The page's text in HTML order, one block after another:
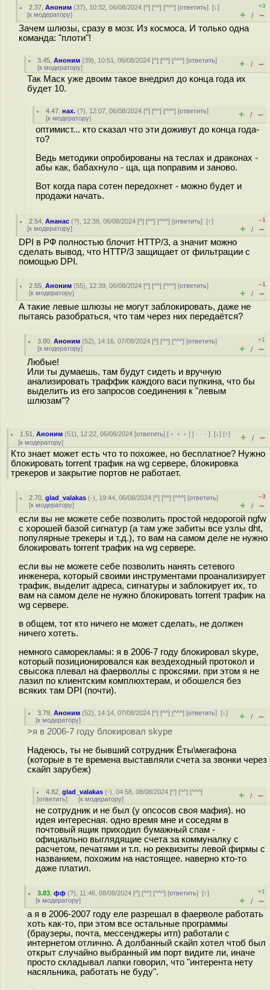
2.37 ,Аноним (37), 10:32, 06/08/2024 [^] [^^] [^^^] [ответить][↓]
[к модератору]
+3
+ / –
Зачем шлюзы, сразу в мозг. Из космоса. И только одна
команда: "плоти"!
3.45 ,Аноним (39), 10:51, 06/08/2024 [^] [^^] [^^^] [ответить]
[к модератору] + / –
Так Маск уже двоим такое внедрил до конца года их
будет 10.
4.47 ,нах. (?), 12:07, 06/08/2024 [^] [^^] [^^^] [ответить]
[к модератору] + / –
оптимист... кто сказал что эти доживут до конца года-
то?
Ведь методики опробированы на теслах и драконах -
абы как, бабахнуло - ща, ща поправим и заново.
Вот когда пара сотен передохнет - можно будет и
продажи начать.
2.54 ,Ананас (?), 12:38, 06/08/2024 [^] [^^] [^^^] [ответить][↑]
[к модератору]
–1
+ / –
DPI в РФ полностью блочит HTTP/3, а значит можно
сделать вывод, что HTTP/3 защищает от фильтрации с
помощью DPI.
2.55 ,Аноним (55), 12:39, 06/08/2024 [^] [^^] [^^^] [ответить]
[к модератору]
–1
+ / –
А такие левые шлюзы не могут заблокировать, даже не
пытаясь разобраться, что там через них передаётся?
3.80 ,Аноним (52), 14:16, 07/08/2024 [^] [^^] [^^^] [ответить]
[к модератору]
+1
+ / –
Любые!
Или ты думаешь, там будут сидеть и вручную
анализировать траффик каждого васи пупкина, что бы
выделить из его запросов соединения к "левым
шлюзам"?
1.51 ,Аноним (51), 12:22, 06/08/2024 [ответить] [ ﹢﹢﹢] [ · · ·][↓] [↑]
[к модератору] + / –
Кто знает может есть что то похожее, но бесплатное? Нужно
блокировать torrent трафик на wg сервере, блокировка
трекеров и закрытие портов не работает.
2.70 ,glad_valakas (-), 19:44, 06/08/2024 [^] [^^] [^^^] [ответить]
[к модератору]
–3
+ / –
если вы не можете себе позволить простой недорогой ngfw
с хорошей базой сигнатур (а там уже забиты все узлы dht,
популярные трекеры и т.д.), то вам на самом деле не нужно
блокировать torrent трафик на wg сервере.
если вы не можете себе позволить нанять сетевого
инженера, который своими инструментами проанализирует
трафик, выделит адреса, сигнатуры и заблокирует их, то
вам на самом деле не нужно блокировать torrent трафик на
wg сервере.
в общем, тот кто ничего не может сделать, не должен
ничего хотеть.
немного саморекламы: я в 2006-7 году блокировал skype,
который позиционировался как вездеходный протокол и
свысока плевал на фаерволлы с проксями. при этом я не
лазил по клиентским комплюхтерам, и обошелся без
всяких там DPI (почти).
3.79 ,Аноним (52), 14:14, 07/08/2024 [^] [^^] [^^^] [ответить][↓]
[к модератору] + / –
>я в 2006-7 году блокировал skype
Надеюсь, ты не бывший сотрудник Ёты\мегафона
(которые в те времена выставляли счета за звонки через
скайп зарубеж)
4.82 ,glad_valakas (-), 04:58, 08/08/2024 [^] [^^] [^^^]
[ответить] [к модератору] + / –
не сотрудник и не был (у опсосов своя мафия). но
идея интересная. одно время мне и соседям в
почтовый ящик приходил бумажный спам -
официально выглядящие счета за коммуналку с
расчетом, печатями и т.п. но реквизиты левой фирмы с
названием, похожим на настоящее. наверно кто-то
даже платил.
3.83 ,фф (?), 11:46, 08/08/2024 [^] [^^] [^^^] [ответить][↑]
[к модератору]
+1
+ / –
а я в 2006-2007 году еле разрешал в фаерволе работать
хоть как-то, при этом все остальные программы
(браузеры, почта, мессенджеры итп) работали с
интернетом отлично. А долбанный скайп хотел чтоб был
открыт случайно выбранный им порт видите ли, иначе
просто складывал лапки говорил, что "интерента нету
насяльника, работать не буду".